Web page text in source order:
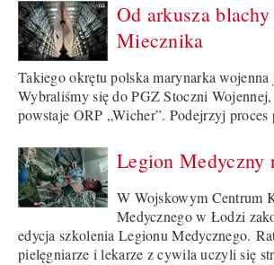
Od arkusza
Miecznika
Takiego okrętu polska marynarka wojenna
Wybraliśmy się do PGZ Stoczni
powstaje ORP „Wicher”. Podejrzyj
Legion Medyczny
W Wojskowym Centrum
Medycznego w Łodzi
edycja szkolenia Legionu Medycznego.
pielęgniarze i lekarze z cywila uczyli się